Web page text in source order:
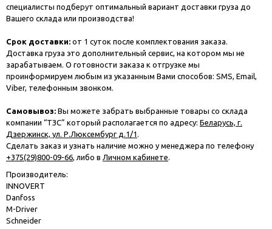
специалисты подберут оптимальный вариант доставки груза до
Вашего склада или производства!
Срок доставки: от 1 суток после комплектования заказа.
Доставка груза это дополнительный сервис, на котором мы не
зарабатываем. О готовности заказа к отгрузке мы
проинформируем любым из указанным Вами способов: SMS, Email,
Viber, телефонным звонком.
Самовывоз: Вы можете забрать выбранные товары со склада
компании “ТЗС” который располагается по адресу: Беларусь, г.
Дзержинск, ул. Р.Люксембург д.1/1
Сделать заказ и узнать наличие можно у менеджера по телефону
+375(29)800-09-66 , либо в Личном кабинете
Производитель:
INNOVERT
Danfoss
M-Driver
Schneider